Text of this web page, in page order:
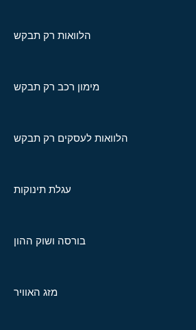
הלוואות רק תבקש
מימון רכב רק תבקש
הלוואות לעסקים רק תבקש
עגלת תינוקות
בורסה ושוק ההון
מזג האוויר